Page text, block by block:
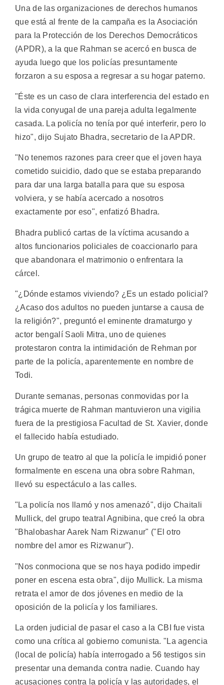
Una de las organizaciones de derechos humanos
que está al frente de la campaña es la Asociación
para la Protección de los Derechos Democráticos
(APDR), a la que Rahman se acercó en busca de
ayuda luego que los policías presuntamente
forzaron a su esposa a regresar a su hogar paterno.
"Éste es un caso de clara interferencia del estado en
la vida conyugal de una pareja adulta legalmente
casada. La policía no tenía por qué interferir, pero lo
hizo", dijo Sujato Bhadra, secretario de la APDR.
"No tenemos razones para creer que el joven haya
cometido suicidio, dado que se estaba preparando
para dar una larga batalla para que su esposa
volviera, y se había acercado a nosotros
exactamente por eso", enfatizó Bhadra.
Bhadra publicó cartas de la víctima acusando a
altos funcionarios policiales de coaccionarlo para
que abandonara el matrimonio o enfrentara la
cárcel.
"¿Dónde estamos viviendo? ¿Es un estado policial?
¿Acaso dos adultos no pueden juntarse a causa de
la religión?", preguntó el eminente dramaturgo y
actor bengalí Saoli Mitra, uno de quienes
protestaron contra la intimidación de Rehman por
parte de la policía, aparentemente en nombre de
Todi.
Durante semanas, personas conmovidas por la
trágica muerte de Rahman mantuvieron una vigilia
fuera de la prestigiosa Facultad de St. Xavier, donde
el fallecido había estudiado.
Un grupo de teatro al que la policía le impidió poner
formalmente en escena una obra sobre Rahman,
llevó su espectáculo a las calles.
"La policía nos llamó y nos amenazó", dijo Chaitali
Mullick, del grupo teatral Agnibina, que creó la obra
"Bhalobashar Aarek Nam Rizwanur" ("El otro
nombre del amor es Rizwanur").
"Nos conmociona que se nos haya podido impedir
poner en escena esta obra", dijo Mullick. La misma
retrata el amor de dos jóvenes en medio de la
oposición de la policía y los familiares.
La orden judicial de pasar el caso a la CBI fue vista
como una crítica al gobierno comunista. "La agencia
(local de policía) había interrogado a 56 testigos sin
presentar una demanda contra nadie. Cuando hay
acusaciones contra la policía y las autoridades, el